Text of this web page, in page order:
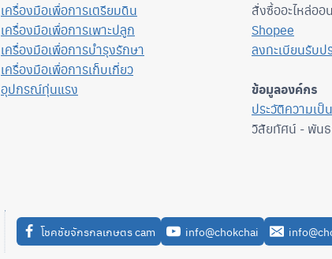
เครื่องมือเพื่อการเตรียมดิน
เครื่องมือเพื่อการเพาะปลูก
เครื่องมือเพื่อการบำรุงรักษา
เครื่องมือเพื่อการเก็บเกี่ยว
อุปกรณ์ทุ่นแรง
สั่งซื้ออะไหล่ออ
Shopee
ลงทะเบียนรับ
ข้อมูลองค์กร
ประวัติความเป็
วิสัยทัศน์ - พัน
โชคชัยจักรกลเกษตร cam info@chokchai